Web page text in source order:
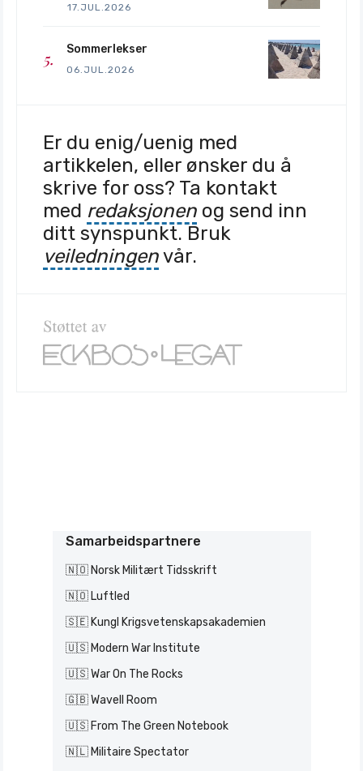
17.JUL.2026
Sommerlekser
06.JUL.2026
Er du enig/uenig med
artikkelen, eller ønsker du å
skrive for oss? Ta kontakt
med redaksjonen og send inn
ditt synspunkt. Bruk
veiledningenvår.
Samarbeidspartnere
🇳🇴 Norsk Militært Tidsskrift
🇳🇴 Luftled
🇸🇪 Kungl Krigsvetenskapsakademien
🇺🇸 Modern War Institute
🇺🇸 War On The Rocks
🇬🇧 Wavell Room
🇺🇸 From The Green Notebook
🇳🇱 Militaire Spectator